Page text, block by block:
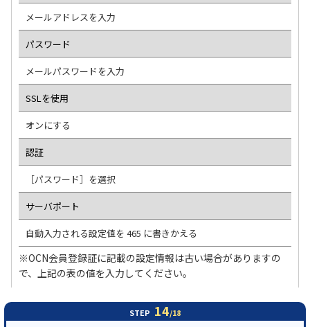
メールアドレスを入力
パスワード
メールパスワードを入力
SSLを使用
オンにする
認証
［パスワード］を選択
サーバポート
自動入力される設定値を 465 に書きかえる
※OCN会員登録証に記載の設定情報は古い場合がありますの
で、上記の表の値を入力してください。
STEP 14/18